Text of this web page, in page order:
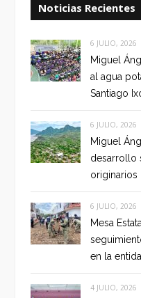
Noticias Recientes
6 JULIO, 2026
Miguel
al agua
Santiago
6 JULIO, 2026
Miguel
desarrollo
originarios
6 JULIO, 2026
Mesa
en la
4 JULIO, 2026